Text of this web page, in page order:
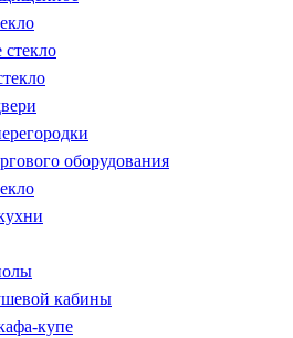
стекло
оборудования
кабины
купе